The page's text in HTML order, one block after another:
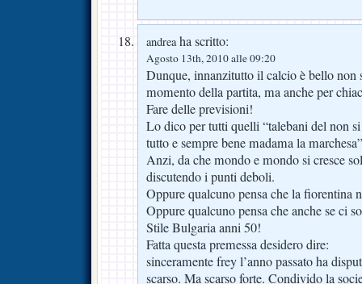
andreaha scritto:
Agosto 13th, 2010 alle 09:20
Dunque, innanzitutto il calcio è bello non
momento della partita, ma anche per
Fare delle previsioni!
Lo dico per tutti quelli “talebani del non
tutto e sempre bene madama la
Anzi, da che mondo e mondo si cresce
discutendo i punti deboli.
Oppure qualcuno pensa che la fiorentina
Oppure qualcuno pensa che anche se ci
Stile Bulgaria anni 50!
Fatta questa premessa desidero dire:
sinceramente frey l’anno passato ha
scarso. Ma scarso forte. Condivido la